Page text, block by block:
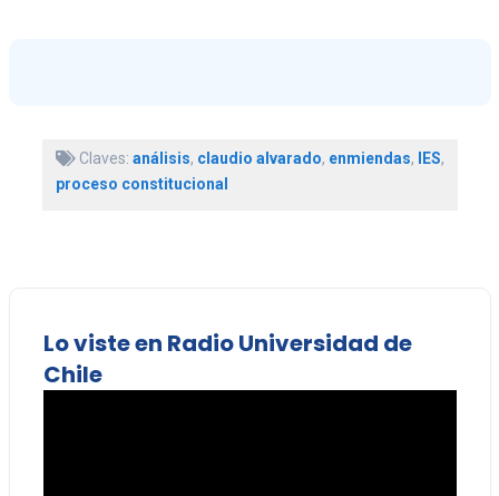
Claves: análisis, claudio alvarado, enmiendas, IES,
proceso constitucional
Lo viste en Radio Universidad de
Chile